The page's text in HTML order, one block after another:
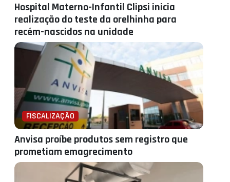
Hospital Materno-Infantil Clipsi inicia
realização do teste da orelhinha para
recém-nascidos na unidade
FISCALIZAÇÃO
Anvisa proíbe produtos sem registro que
prometiam emagrecimento